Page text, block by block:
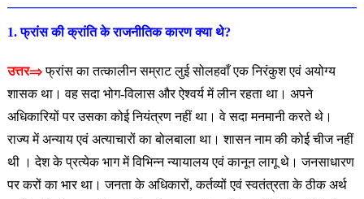
1. फ्रांसकीक्रांतिकेराजनीतिककारणक्याथे?
उत्तर⇒फ्रांस का तत्कालीन सम्राट लुई सोलहवाँ एक निरंकुश एवं अयोग्य
शासक था। वह सदा भोग-विलास और ऐश्वर्य में लीन रहता था। अपने
अधिकारियों पर उसका कोई नियंत्रण नहीं था। वे सदा मनमानी करते थे।
राज्य में अन्याय एवं अत्याचारों का बोलबाला था। शासन नाम की कोई चीज नहीं
थी । देश के प्रत्येक भाग में विभिन्न न्यायालय एवं कानून लागू थे। जनसाधारण
पर करों का भार था। जनता के अधिकारों, कर्तव्यों एवं स्वतंत्रता के ठीक अर्थ